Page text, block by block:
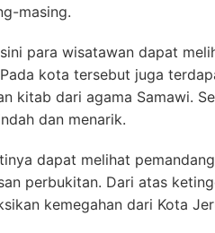
masing.
para wisatawan dapat
kota tersebut juga
kitab dari agama Samawi.
dan menarik.
dapat melihat
perbukitan. Dari atas
kemegahan dari Kota